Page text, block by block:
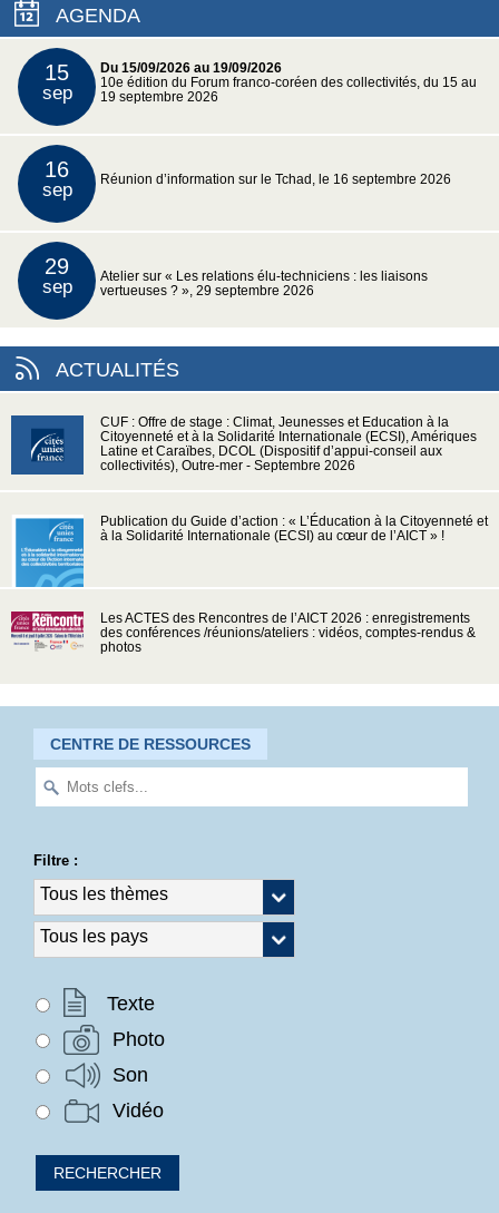
AGENDA
15
sep
Du 15/09/2026 au 19/09/2026
10e édition du Forum franco-coréen des collectivités, du 15 au
19 septembre 2026
16
sep Réunion d’information sur le Tchad, le 16 septembre 2026
29
sep
Atelier sur « Les relations élu-techniciens : les liaisons
vertueuses ? », 29 septembre 2026
ACTUALITÉS
CUF : Offre de stage : Climat, Jeunesses et Education à la
Citoyenneté et à la Solidarité Internationale (ECSI), Amériques
Latine et Caraïbes, DCOL (Dispositif d’appui-conseil aux
collectivités), Outre-mer - Septembre 2026
Publication du Guide d’action : « L’Éducation à la Citoyenneté et
à la Solidarité Internationale (ECSI) au cœur de l’AICT » !
Les ACTES des Rencontres de l’AICT 2026 : enregistrements
des conférences /réunions/ateliers : vidéos, comptes-rendus &
photos
CENTRE DE RESSOURCES
Filtre :
Texte
Photo
Son
Vidéo